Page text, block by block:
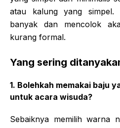
atau kalung yang simpel.
banyak dan mencolok
kurang formal.
Yang sering
1. Bolehkah memakai baju
untuk acara wisuda?
Sebaiknya memilih warna